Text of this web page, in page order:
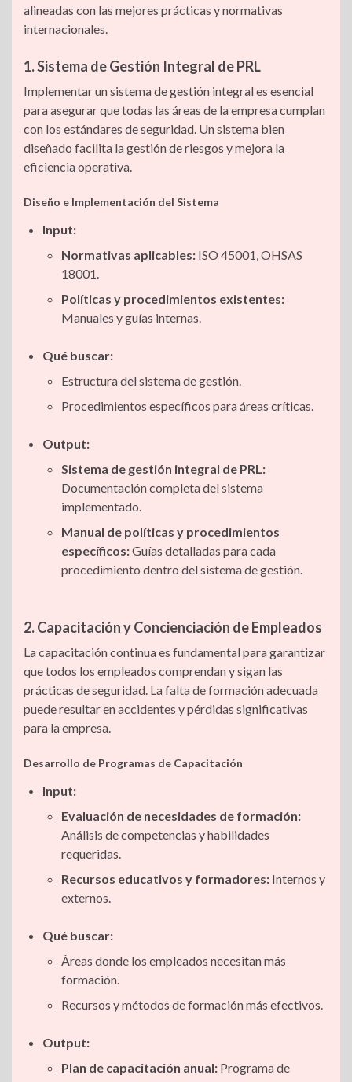
alineadas con las mejores prácticas y normativas
internacionales.
1. Sistema de Gestión Integral de PRL
Implementar un sistema de gestión integral es esencial
para asegurar que todas las áreas de la empresa cumplan
con los estándares de seguridad. Un sistema bien
diseñado facilita la gestión de riesgos y mejora la
eficiencia operativa.
Diseño e Implementación del Sistema
Input:
Normativas aplicables: ISO 45001, OHSAS
18001.
Políticas y procedimientos existentes:
Manuales y guías internas.
Qué buscar:
Estructura del sistema de gestión.
Procedimientos específicos para áreas críticas.
Output:
Sistema de gestión integral de PRL:
Documentación completa del sistema
implementado.
Manual de políticas y procedimientos
específicos:Guías detalladas para cada
procedimiento dentro del sistema de gestión.
2. Capacitación y Concienciación de Empleados
La capacitación continua es fundamental para garantizar
que todos los empleados comprendan y sigan las
prácticas de seguridad. La falta de formación adecuada
puede resultar en accidentes y pérdidas significativas
para la empresa.
Desarrollo de Programas de Capacitación
Input:
Evaluación de necesidades de formación:
Análisis de competencias y habilidades
requeridas.
Recursos educativos y formadores: Internos y
externos.
Qué buscar:
Áreas donde los empleados necesitan más
formación.
Recursos y métodos de formación más efectivos.
Output:
Plan de capacitación anual: Programa de